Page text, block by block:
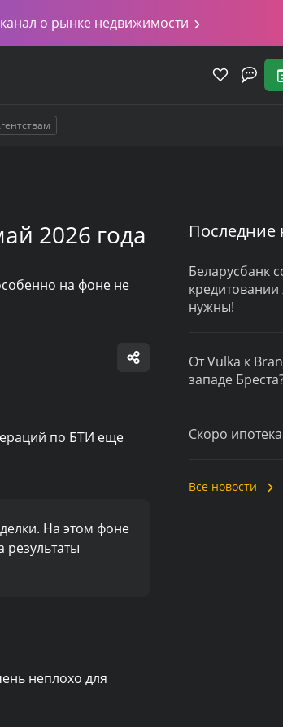
о рынке недвижимости
2026 года
на фоне не
по БТИ еще
На этом фоне
результаты
неплохо для
Последние
Беларусбанк
нужны!
От Vulka к
западе
Скоро
Все новости